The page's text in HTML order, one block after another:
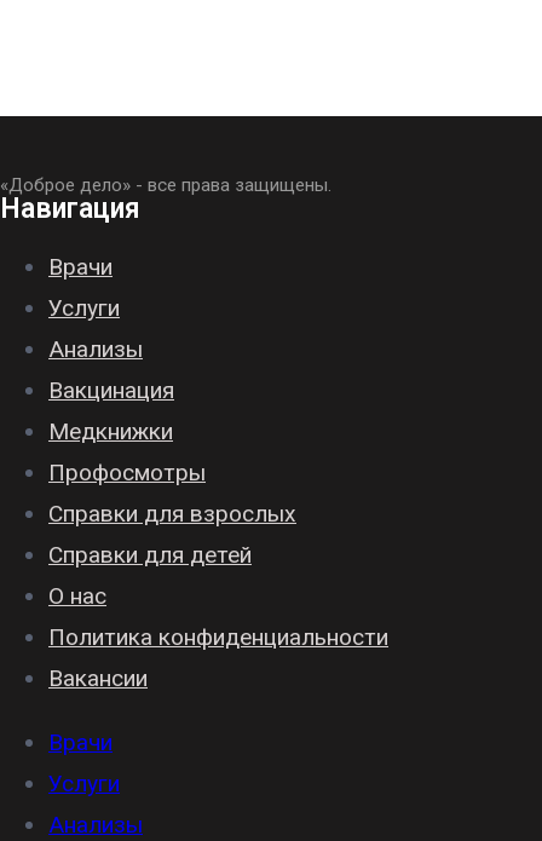
«Доброе дело» - все права защищены.
Навигация
Врачи
Услуги
Анализы
Вакцинация
Медкнижки
Профосмотры
Справки для взрослых
Справки для детей
О нас
Политика конфиденциальности
Вакансии
Врачи
Услуги
Анализы